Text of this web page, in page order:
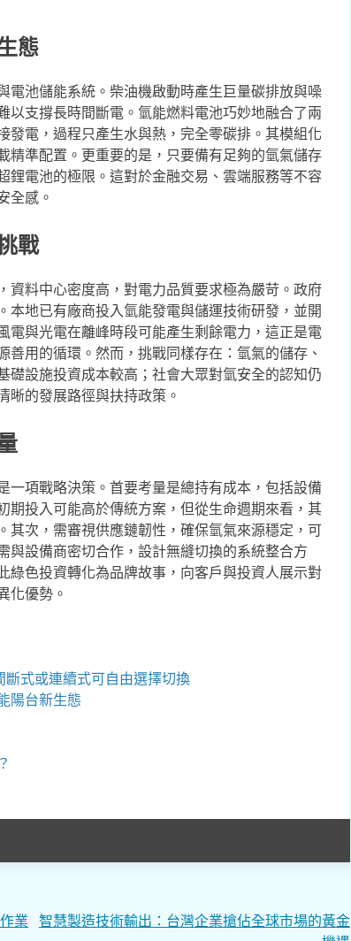
態
電池儲能系統。柴油機啟動時產生巨量碳排放與噪
以支撐長時間斷電。氫能燃料電池巧妙地融合了兩
發電，過程只產生水與熱，完全零碳排。其模組化
精準配置。更重要的是，只要備有足夠的氫氣儲存
鋰電池的極限。這對於金融交易、雲端服務等不容
全感。
戰
資料中心密度高，對電力品質要求極為嚴苛。政府
本地已有廠商投入氫能發電與儲運技術研發，並開
電與光電在離峰時段可能產生剩餘電力，這正是電
用的循環。然而，挑戰同樣存在：氫氣的儲存、
礎設施投資成本較高；社會大眾對氫安全的認知仍
晰的發展路徑與扶持政策。
一項戰略決策。首要考量是總持有成本，包括設備
期投入可能高於傳統方案，但從生命週期來看，其
其次，需審視供應鏈韌性，確保氫氣來源穩定，可
與設備商密切合作，設計無縫切換的系統整合方
綠色投資轉化為品牌故事，向客戶與投資人展示對
化優勢。
式或連續式可自由選擇切換
陽台新生態
業 智慧製造技術輸出：台灣企業搶佔全球市場的黃金